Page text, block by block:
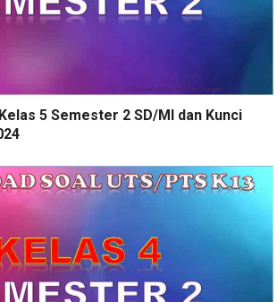
5 Semester 2 SD/MI dan Kunci